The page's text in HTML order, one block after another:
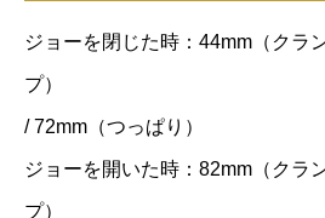
ジョーを閉じた時：44mm（クラ
プ）
/ 72mm（つっぱり）
ジョーを開いた時：82mm（クラ
プ）